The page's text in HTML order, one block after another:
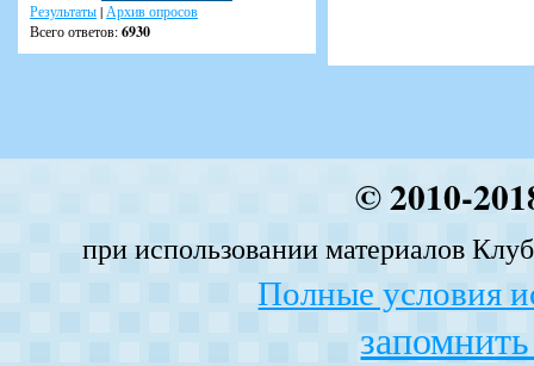
Результаты| Архив опросов
Всего ответов:6930
© 2010-
при использовании материалов
Полные условия